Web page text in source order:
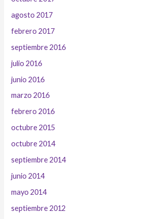
agosto 2017
febrero 2017
septiembre 2016
julio 2016
junio 2016
marzo 2016
febrero 2016
octubre 2015
octubre 2014
septiembre 2014
junio 2014
mayo 2014
septiembre 2012